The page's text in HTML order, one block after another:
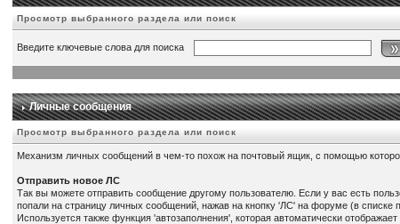
Просмотр выбранного раздела или поиск
Введите ключевые слова для поиска
Личные сообщения
Просмотр выбранного раздела или поиск
Механизм личных сообщений в чем-то похож на почтовый ящик, с помощью
Отправить новое ЛС
Так вы можете отправить сообщение другому пользователю. Если у вас есть
попали на страницу личных сообщений, нажав на кнопку 'ЛС' на форуме (в списке
Используется также функция 'автозаполнения', которая автоматически